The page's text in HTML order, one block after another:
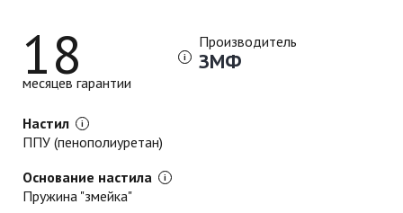
Настил
ППУ (пенополиуретан)
Основание настила
Пружина "змейка"
Производитель
ЗМФ
18
месяцев гарантии